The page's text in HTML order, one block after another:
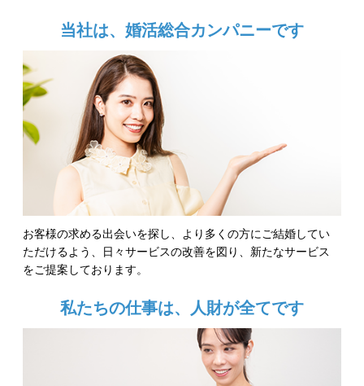
当社は、婚活総合カンパニーです
お客様の求める出会いを探し、より多くの方にご結婚してい
ただけるよう、日々サービスの改善を図り、新たなサービス
をご提案しております。
私たちの仕事は、人財が全てです